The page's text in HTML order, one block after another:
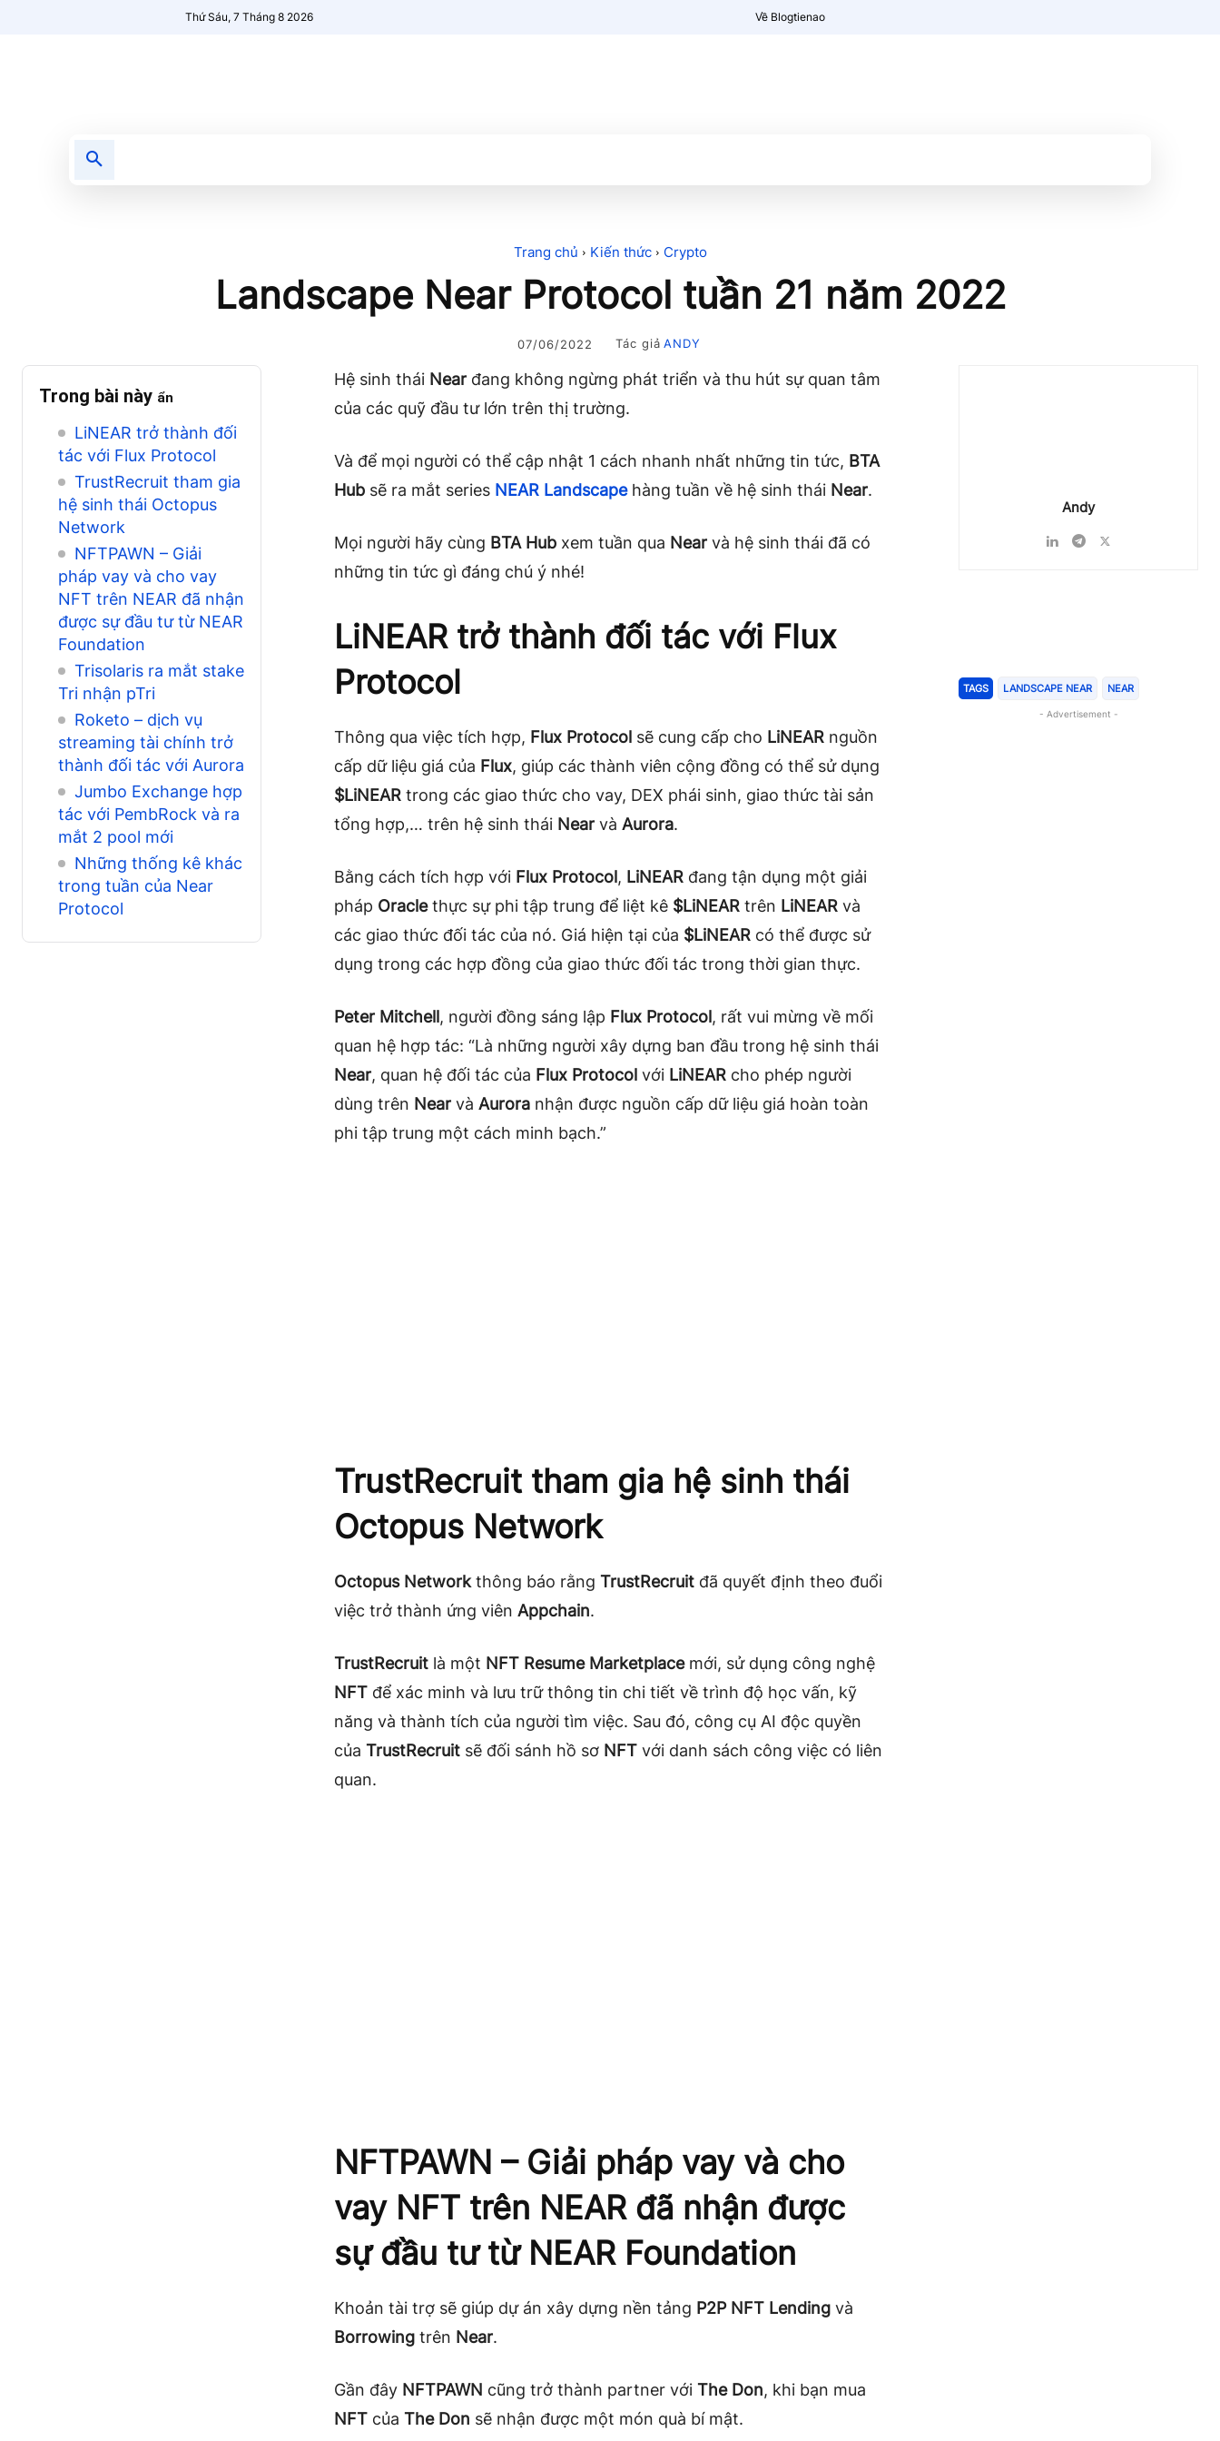
Thứ Sáu, 7 Tháng 8 2026 Về Blogtienao
Trang chủ Kiến thức Crypto
Landscape Near Protocol tuần 21 năm 2022
07/06/2022 Tác giả ANDY
Trong bài này ẩn
LiNEAR trở thành đối
tác với Flux Protocol
TrustRecruit tham gia
hệ sinh thái Octopus
Network
NFTPAWN – Giải
pháp vay và cho vay
NFT trên NEAR đã nhận
được sự đầu tư từ NEAR
Foundation
Trisolaris ra mắt stake
Tri nhận pTri
Roketo – dịch vụ
streaming tài chính trở
thành đối tác với Aurora
Jumbo Exchange hợp
tác với PembRock và ra
mắt 2 pool mới
Những thống kê khác
trong tuần của Near
Protocol
Hệ sinh thái Near đang không ngừng phát triển và thu hút sự quan tâm
của các quỹ đầu tư lớn trên thị trường.
Và để mọi người có thể cập nhật 1 cách nhanh nhất những tin tức, BTA
Hub sẽ ra mắt series NEAR Landscapehàng tuần về hệ sinh thái Near.
Mọi người hãy cùng BTA Hub xem tuần qua Near và hệ sinh thái đã có
những tin tức gì đáng chú ý nhé!
LiNEAR trở thành đối tác với Flux
Protocol
Thông qua việc tích hợp, Flux Protocol sẽ cung cấp cho LiNEAR nguồn
cấp dữ liệu giá của Flux, giúp các thành viên cộng đồng có thể sử dụng
$LiNEAR trong các giao thức cho vay, DEX phái sinh, giao thức tài sản
tổng hợp,… trên hệ sinh thái Near và Aurora.
Bằng cách tích hợp với Flux Protocol, LiNEAR đang tận dụng một giải
pháp Oraclethực sự phi tập trung để liệt kê $LiNEAR trên LiNEAR và
các giao thức đối tác của nó. Giá hiện tại của $LiNEAR có thể được sử
dụng trong các hợp đồng của giao thức đối tác trong thời gian thực.
Peter Mitchell, người đồng sáng lập Flux Protocol, rất vui mừng về mối
quan hệ hợp tác: “Là những người xây dựng ban đầu trong hệ sinh thái
Near, quan hệ đối tác của Flux Protocol với LiNEAR cho phép người
dùng trên Near và Aurora nhận được nguồn cấp dữ liệu giá hoàn toàn
phi tập trung một cách minh bạch.”
TrustRecruit tham gia hệ sinh thái
Octopus Network
Octopus Networkthông báo rằng TrustRecruit đã quyết định theo đuổi
việc trở thành ứng viên Appchain.
TrustRecruit là một NFT Resume Marketplacemới, sử dụng công nghệ
NFT để xác minh và lưu trữ thông tin chi tiết về trình độ học vấn, kỹ
năng và thành tích của người tìm việc. Sau đó, công cụ AI độc quyền
của TrustRecruit sẽ đối sánh hồ sơ NFT với danh sách công việc có liên
quan.
NFTPAWN – Giải pháp vay và cho
vay NFT trên NEAR đã nhận được
sự đầu tư từ NEAR Foundation
Khoản tài trợ sẽ giúp dự án xây dựng nền tảng P2P NFT Lending và
Borrowing trên Near.
Gần đây NFTPAWN cũng trở thành partner với The Don, khi bạn mua
NFT của The Don sẽ nhận được một món quà bí mật.
Andy
TAGS LANDSCAPE NEAR NEAR
- Advertisement -